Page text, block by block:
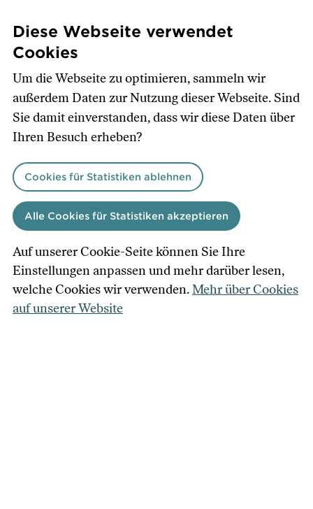
zum
Inhalt
Diese Webseite verwendet
Cookies
Um die Webseite zu optimieren, sammeln wir
außerdem Daten zur Nutzung dieser Webseite. Sind
Sie damit einverstanden, dass wir diese Daten über
Ihren Besuch erheben?
Cookies für Statistiken ablehnen
Alle Cookies für Statistiken akzeptieren
Auf unserer Cookie-Seite können Sie Ihre
Einstellungen anpassen und mehr darüber lesen,
welche Cookies wir verwenden.Mehr über Cookies
auf unserer Website